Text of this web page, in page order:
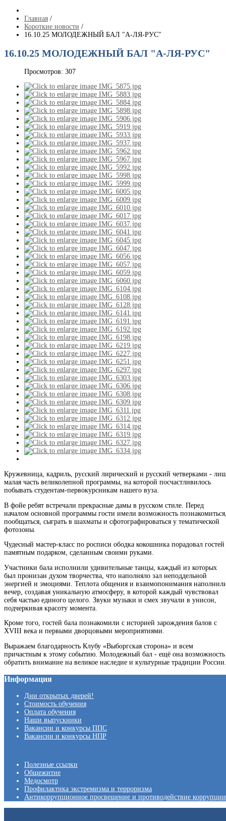
Главная /
Короткие новости /
16.10.25 МОЛОДЕЖНЫЙ БАЛ "А-ЛЯ-РУС"
16.10.25 МОЛОДЕЖНЫЙ БАЛ "А-ЛЯ-РУС"
Просмотров: 307
Кружевница, кадриль, русский лирический и русский четверками -
малая часть великолепной программы, на которой посчастливилось
побывать студентам-первокурсникам нашего вуза.
В фойе ребят встречали прекрасные дамы в русском стиле. Перед
началом основной программы гости имели возможность
пообщаться, сыграть в шахматы и сфотографироваться у тематической
фотозоны.
Чудесный мастер-класс по росписи ободка кокошника порадовал гостей
памятным подарком, сделанным своими руками.
Участники бала исполнили удивительные танцы, каждый из которых
был пронизан духом творчества, что наполняло зал неподдельной
энергией и эмоциями. Теплота общения и взаимопонимания
вечер, создавая уникальную атмосферу, в которой каждый чувствовал
себя частью единого целого. Звуки музыки и смех звучали в унисон,
подчеркивая красоту момента.
Кроме того, гостей бала познакомили с историей зарождения балов с
XVIII века и первыми дворцовыми мероприятиями.
Выражаем благодарность Клубу «Выборгская сторона» и всем
причастным к этому событию. Молодежный бал - ещё она возможность
обратить внимание на великое наследие и культурные традиции России.
Информация
Дни открытых дверей!
Стоимость обучения
Оплата обучения
Наши выпускники
Вакансии и конкурсы ППС
Вакансии и конкурсы НПР
Полезные ссылки
Общежитие
Медосмотр
Профилактика экстремизма и терроризма
Антикоррупционное просвещение и противодействие коррупции